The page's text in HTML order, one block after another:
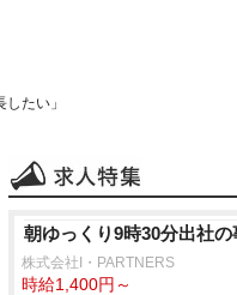
たい」
朝ゆっくり9時30分出社の
株式会社I・PARTNERS
時給1,400円～